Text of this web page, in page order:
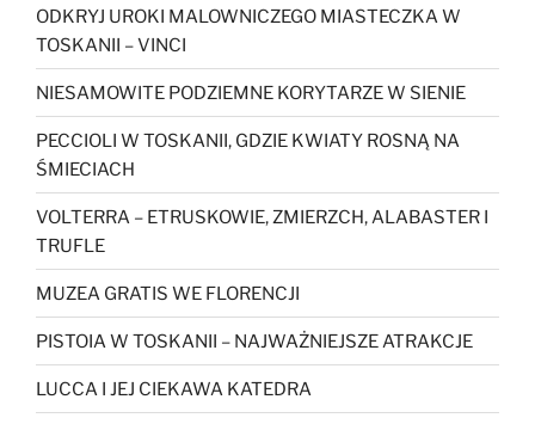
ODKRYJ UROKI MALOWNICZEGO MIASTECZKA W
TOSKANII – VINCI
NIESAMOWITE PODZIEMNE KORYTARZE W SIENIE
PECCIOLI W TOSKANII, GDZIE KWIATY ROSNĄ NA
ŚMIECIACH
VOLTERRA – ETRUSKOWIE, ZMIERZCH, ALABASTER I
TRUFLE
MUZEA GRATIS WE FLORENCJI
PISTOIA W TOSKANII – NAJWAŻNIEJSZE ATRAKCJE
LUCCA I JEJ CIEKAWA KATEDRA